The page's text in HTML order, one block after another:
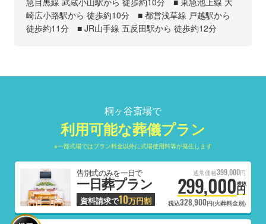
崎広小路駅から 徒歩約10分 ■ 都営浅草線 戸越駅から
徒歩約11分 ■ JR山手線 五反田駅から 徒歩約12分
桐ヶ谷斎場で
利用可能な葬儀プラン
※一部式場ではプラン料金以外に式場使用料等が発生します
告別式のみを一日で
一日葬プラン
資料請求で10万円割
通常価格399,000円
299,000円
税抜
税込328,900円(火葬料金別)